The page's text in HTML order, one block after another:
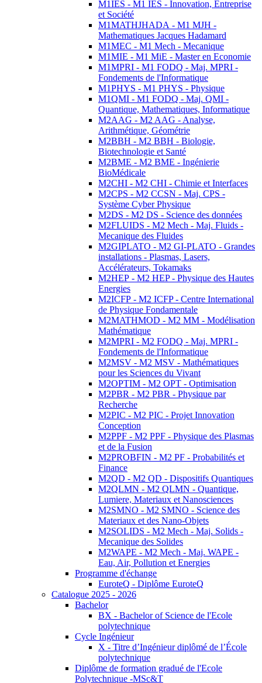
M1IES - M1 IES - Innovation, Entreprise
et Société
M1MATHJHADA - M1 MJH -
Mathematiques Jacques Hadamard
M1MEC - M1 Mech - Mecanique
M1MIE - M1 MiE - Master en Economie
M1MPRI - M1 FODQ - Maj. MPRI -
Fondements de l'Informatique
M1PHYS - M1 PHYS - Physique
M1QMI - M1 FODQ - Maj. QMI -
Quantique, Mathematiques, Informatique
M2AAG - M2 AAG - Analyse,
Arithmétique, Géométrie
M2BBH - M2 BBH - Biologie,
Biotechnologie et Santé
M2BME - M2 BME - Ingénierie
BioMédicale
M2CHI - M2 CHI - Chimie et Interfaces
M2CPS - M2 CCSN - Maj. CPS -
Système Cyber Physique
M2DS - M2 DS - Science des données
M2FLUIDS - M2 Mech - Maj. Fluids -
Mecanique des Fluides
M2GIPLATO - M2 GI-PLATO - Grandes
installations - Plasmas, Lasers,
Accélérateurs, Tokamaks
M2HEP - M2 HEP - Physique des Hautes
Energies
M2ICFP - M2 ICFP - Centre International
de Physique Fondamentale
M2MATHMOD - M2 MM - Modélisation
Mathématique
M2MPRI - M2 FODQ - Maj. MPRI -
Fondements de l'Informatique
M2MSV - M2 MSV - Mathématiques
pour les Sciences du Vivant
M2OPTIM - M2 OPT - Optimisation
M2PBR - M2 PBR - Physique par
Recherche
M2PIC - M2 PIC - Projet Innovation
Conception
M2PPF - M2 PPF - Physique des Plasmas
et de la Fusion
M2PROBFIN - M2 PF - Probabilités et
Finance
M2QD - M2 QD - Dispositifs Quantiques
M2QLMN - M2 QLMN - Quantique,
Lumiere, Materiaux et Nanosciences
M2SMNO - M2 SMNO - Science des
Materiaux et des Nano-Objets
M2SOLIDS - M2 Mech - Maj. Solids -
Mecanique des Solides
M2WAPE - M2 Mech - Maj. WAPE -
Eau, Air, Pollution et Energies
Programme d'échange
EuroteQ - Diplôme EuroteQ
Catalogue 2025 - 2026
Bachelor
BX - Bachelor of Science de l'Ecole
polytechnique
Cycle Ingénieur
X - Titre d’Ingénieur diplômé de l’École
polytechnique
Diplôme de formation gradué de l'Ecole
Polytechnique -MSc&T